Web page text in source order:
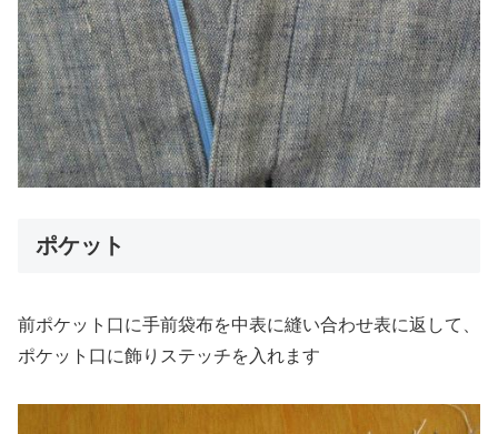
ポケット
前ポケット口に手前袋布を中表に縫い合わせ表に返して、
ポケット口に飾りステッチを入れます